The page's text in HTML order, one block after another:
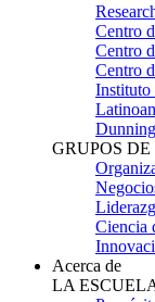
Centro
Centro
Centro
Instituto
GRUPOS
Ciencia
Acerca de
LA